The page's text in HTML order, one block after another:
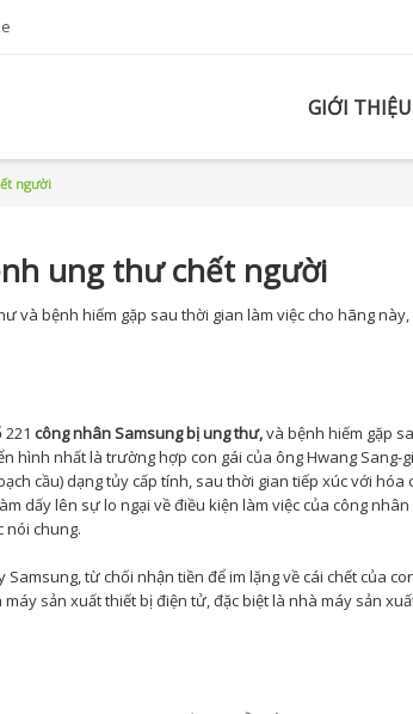
GIỚI THIỆU
người
ung thư chết người
và bệnh hiếm gặp sau thời gian làm việc cho hãng này,
công nhân Samsung bị ung thư,và bệnh hiếm gặp
hình nhất là trường hợp con gái của ông Hwang Sang-
cầu) dạng tủy cấp tính, sau thời gian tiếp xúc với hóa
dấy lên sự lo ngại về điều kiện làm việc của công nhân
nói chung.
từ chối nhận tiền để im lặng về cái chết của
sản xuất thiết bị điện tử, đặc biệt là nhà máy sản